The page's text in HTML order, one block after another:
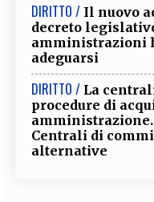
DIRITTO / Il nuovo
decreto
amministrazioni
adeguarsi
DIRITTO / La
procedure di
Centrali di
alternative